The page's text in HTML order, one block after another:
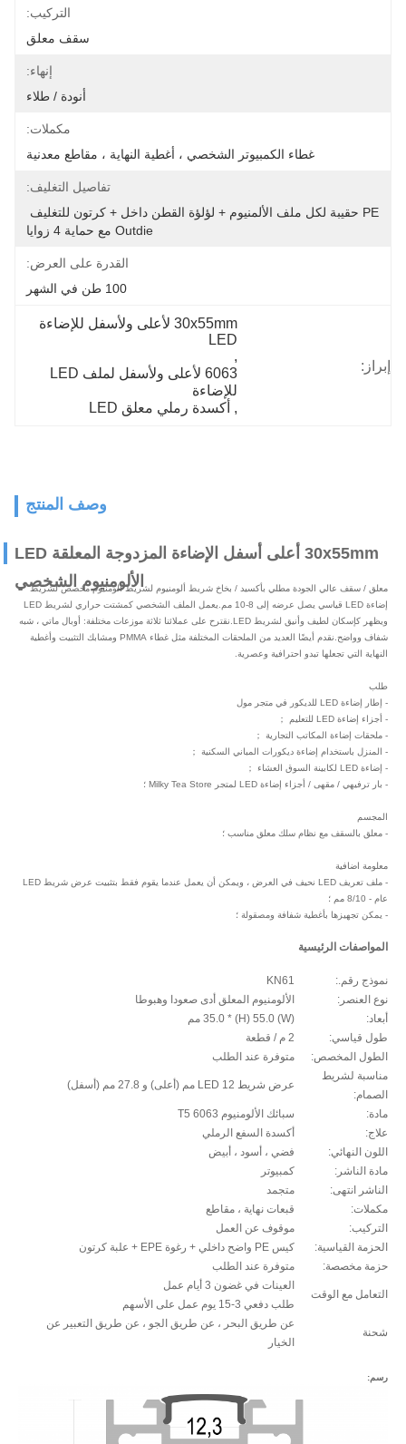
التركيب:
سقف معلق
إنهاء:
أنودة / طلاء
مكملات:
غطاء الكمبيوتر الشخصي ، أغطية النهاية ، مقاطع معدنية
تفاصيل التغليف:
Outdie مع حماية 4 زوايا
القدرة على العرض:
100 طن في الشهر
إبراز:
30x55mm لأعلى ولأسفل للإضاءة
LED
,
6063 لأعلى ولأسفل لملف LED
للإضاءة
, أكسدة رملي معلق LED
وصف المنتج
30x55mm أعلى أسفل الإضاءة المزدوجة المعلقة LED
الألومنيوم الشخصي
معلق / سقف عالي الجودة مطلي بأكسيد / بخاخ شريط ألومنيوم لشريط ألومنيوم مخصص لشريط
إضاءة LED قياسي يصل عرضه إلى 8-10 مم.يعمل الملف الشخصي كمشتت حراري لشريط LED
ويظهر كإسكان لطيف وأنيق لشريط LED.نقترح على عملائنا ثلاثة موزعات مختلفة: أوبال ماتي ، شبه
شفاف وواضح.نقدم أيضًا العديد من الملحقات المختلفة مثل غطاء PMMA ومشابك التثبيت وأغطية
النهاية التي تجعلها تبدو احترافية وعصرية.
طلب
- إطار إضاءة LED للديكور في متجر مول
- أجزاء إضاءة LED للتعليم ；
- ملحقات إضاءة المكاتب التجارية ；
- المنزل باستخدام إضاءة ديكورات المباني السكنية ；
- إضاءة LED لكابينة السوق العشاء ；
- بار ترفيهي / مقهى / أجزاء إضاءة LED لمتجر Milky Tea Store ؛
المجسم
- معلق بالسقف مع نظام سلك معلق مناسب ؛
معلومة اضافية
- ملف تعريف LED نحيف في العرض ، ويمكن أن يعمل عندما يقوم فقط بتثبيت عرض شريط LED
عام - 8/10 مم ؛
- يمكن تجهيزها بأغطية شفافة ومصقولة ؛
المواصفات الرئيسية
نموذج رقم.:
KN61
نوع العنصر:
الألومنيوم المعلق أدى صعودا وهبوطا
أبعاد:
طول قياسي:
الطول المخصص:
متوفرة عند الطلب
مناسبة لشريط
الصمام:
عرض شريط LED 12 مم (أعلى) و 27.8 مم (أسفل)
مادة:
سبائك الألومنيوم 6063 T5
علاج:
أكسدة السفع الرملي
اللون النهائي:
فضي ، أسود ، أبيض
مادة الناشر:
كمبيوتر
الناشر انتهى:
متجمد
مكملات:
قبعات نهاية ، مقاطع
التركيب:
موقوف عن العمل
الحزمة القياسية:
كيس PE واضح داخلي + رغوة EPE + علبة كرتون
حزمة مخصصة:
متوفرة عند الطلب
التعامل مع الوقت
العينات في غضون 3 أيام عمل
طلب دفعي 3-15 يوم عمل على الأسهم
شحنة
عن طريق البحر ، عن طريق الجو ، عن طريق التعبير عن
الخيار
رسم: